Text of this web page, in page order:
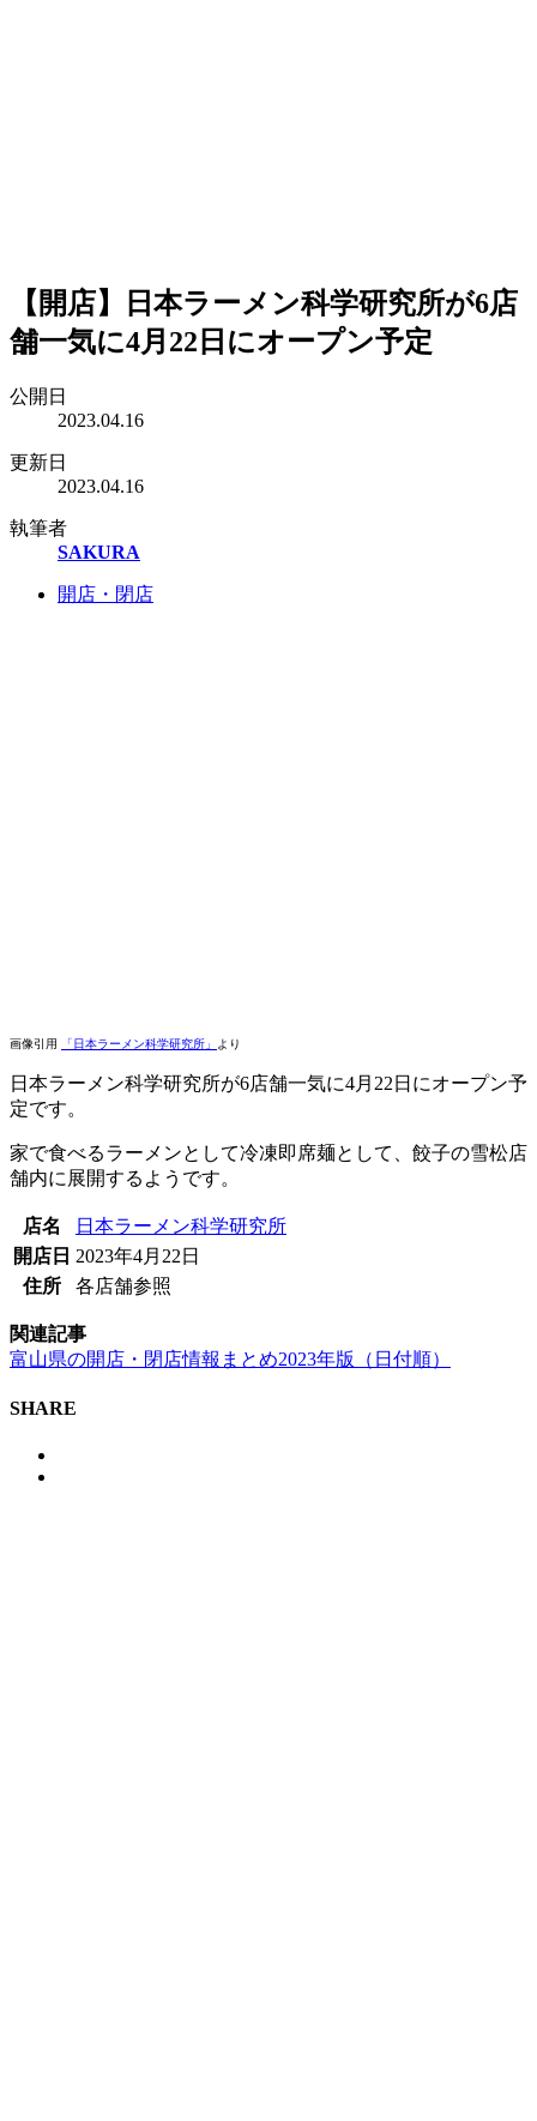
【開店】日本ラーメン科学研究所が6店
舗一気に4月22日にオープン予定
公開日
2023.04.16
更新日
2023.04.16
執筆者
SAKURA
開店・閉店
画像引用 「日本ラーメン科学研究所」 より
日本ラーメン科学研究所が6店舗一気に4月22日にオープン予
定です。
家で食べるラーメンとして冷凍即席麺として、餃子の雪松店
舗内に展開するようです。
店名
日本ラーメン科学研究所
開店日 2023年4月22日
住所
各店舗参照
関連記事
富山県の開店・閉店情報まとめ2023年版（日付順）
SHARE